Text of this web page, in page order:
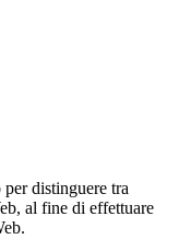
distinguere tra
al fine di effettuare